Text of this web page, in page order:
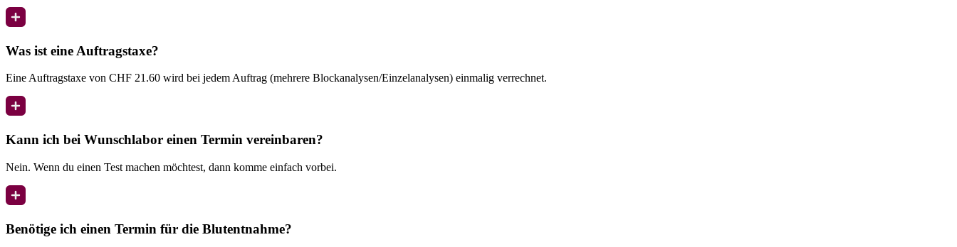
Was ist eine Auftragstaxe?
Eine Auftragstaxe von CHF 21.60 wird bei jedem Auftrag (mehrere Blockanalysen/Einzelanalysen) einmalig verrechnet.
Kann ich bei Wunschlabor einen Termin vereinbaren?
Nein. Wenn du einen Test machen möchtest, dann komme einfach vorbei.
Benötige ich einen Termin für die Blutentnahme?